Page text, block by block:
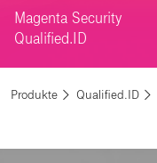
Magenta Security
Qualified.ID
Produkte Qualified.ID